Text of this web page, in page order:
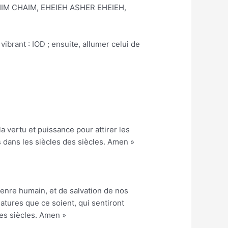
CHAIM, EHEIEH ASHER EHEIEH,
: IOD ; ensuite, allumer celui de
vertu et puissance pour attirer les
les siècles des siècles. Amen »
humain, et de salvation de nos
que ce soient, qui sentiront
siècles. Amen »